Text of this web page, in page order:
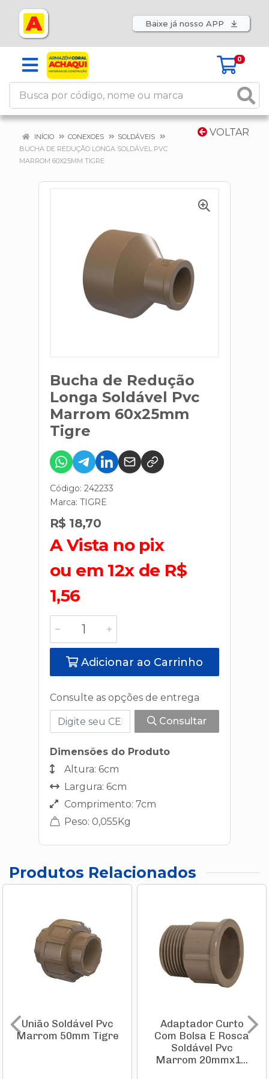
Baixe já nosso APP
0
VOLTAR
INÍCIO CONEXOES
SOLDÁVEIS
BUCHA DE REDUÇÃO LONGA SOLDÁVEL PVC
MARROM 60X25MM TIGRE
Bucha de Redução
Longa Soldável Pvc
Marrom 60x25mm
Tigre
Código: 242233
Marca: TIGRE
R$ 18,70
A Vista no pix
ou em 12x de R$
1,56
Adicionar ao Carrinho
Consulte as opções de entrega
Consultar
Dimensões do Produto
Altura: 6cm
Largura: 6cm
Comprimento: 7cm
Peso: 0,055Kg
Produtos Relacionados
União Soldável Pvc
Marrom 50mm Tigre
Adaptador Curto
Com Bolsa E Rosca
Soldável Pvc
Marrom 20mmx1...